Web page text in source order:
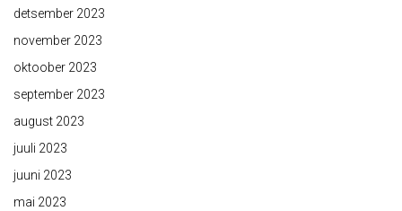
detsember 2023
november 2023
oktoober 2023
september 2023
august 2023
juuli 2023
juuni 2023
mai 2023